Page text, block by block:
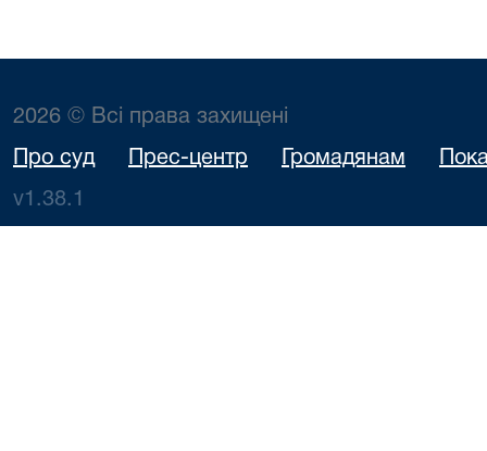
2026 © Всі права захищені
Про суд Прес-центр Громадянам
v1.38.1